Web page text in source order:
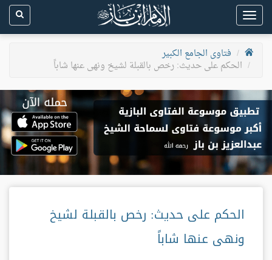
Toggle
navigation
فتاوى الجامع الكبير
الحكم على حديث: رخص بالقبلة لشيخ ونهى عنها شاباً
الحكم على حديث: رخص بالقبلة لشيخ
ونهى عنها شاباً